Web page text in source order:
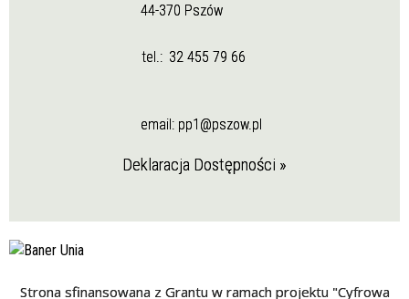
44-370 Pszów
tel.: 32 455 79 66
email: pp1@pszow.pl
Deklaracja Dostępności »
Strona sfinansowana z Grantu w ramach projektu "Cyfrowa